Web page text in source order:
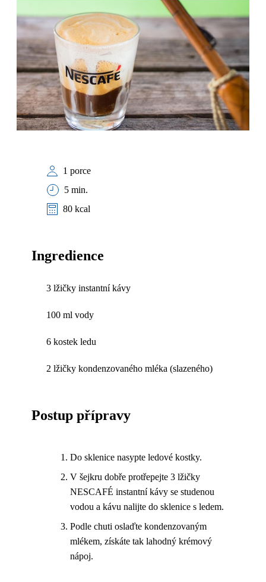
1 porce
5 min.
80 kcal
Ingredience
3 lžičky instantní kávy
100 ml vody
6 kostek ledu
2 lžičky kondenzovaného mléka (slazeného)
Postup přípravy
Do sklenice nasypte ledové kostky.
V šejkru dobře protřepejte 3 lžičky
NESCAFÉ instantní kávy se studenou
vodou a kávu nalijte do sklenice s ledem.
Podle chuti oslaďte kondenzovaným
mlékem, získáte tak lahodný krémový
nápoj.